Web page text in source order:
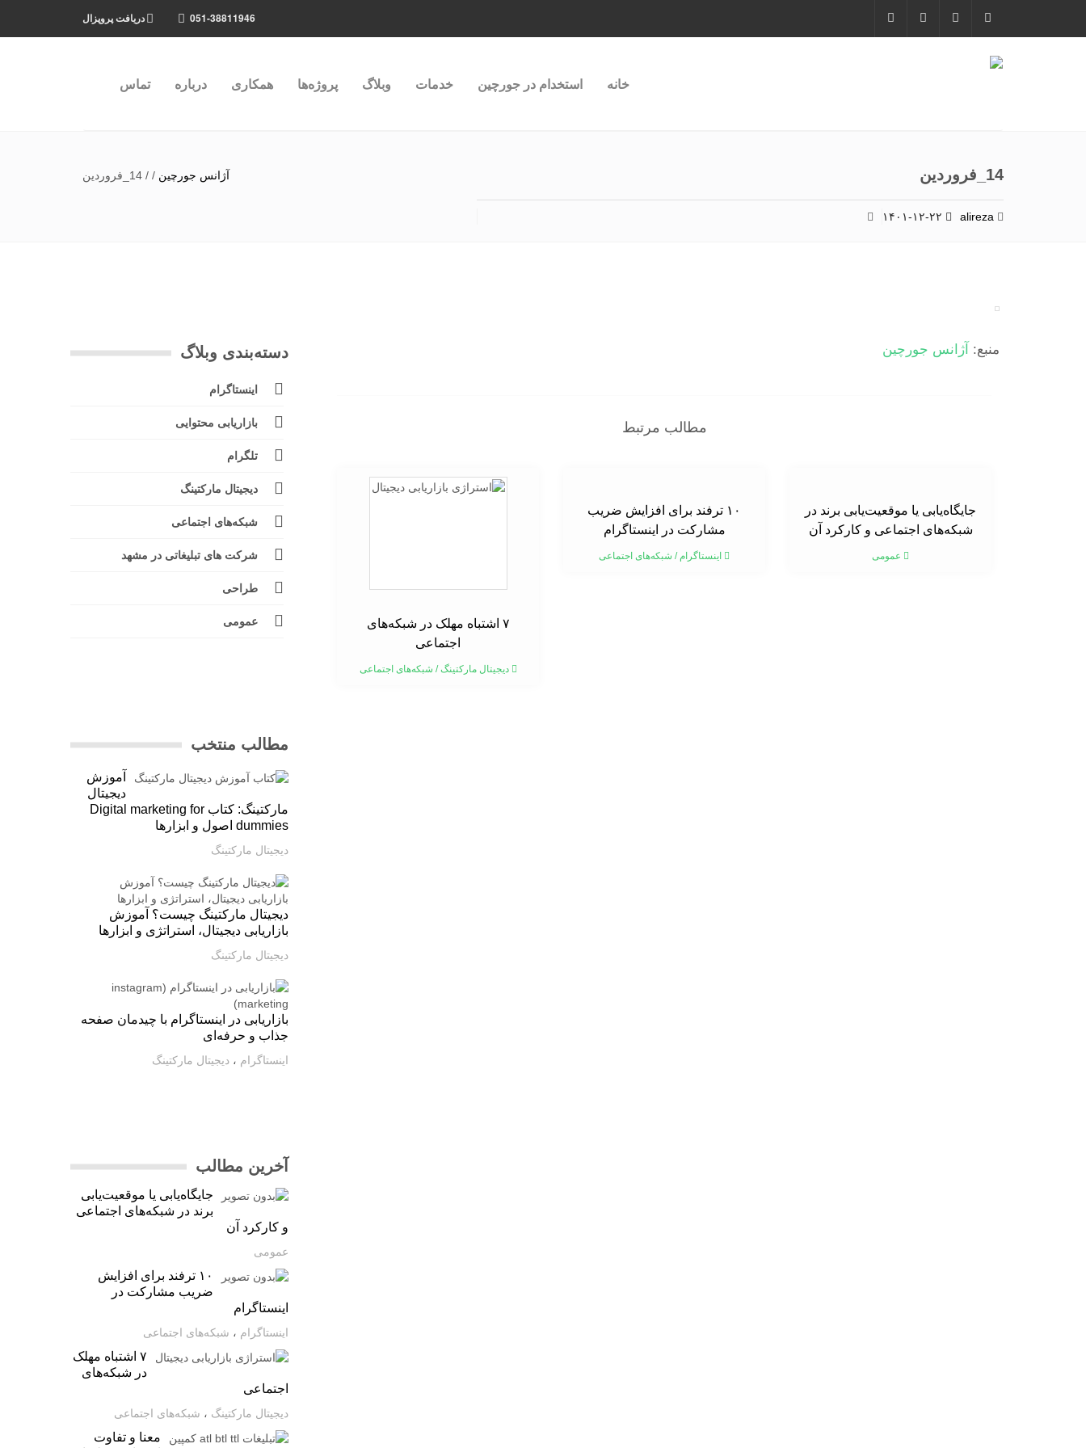
دریافت پروپزال 051-38811946
خانه استخدام در جورچین خدمات وبلاگ پروژه‌ها همکاری درباره تماس
14_فروردین
alireza
آژانس جورچین /
/ 14_فروردین
منبع: آژانس جورچین
مطالب مرتبط
جایگاه‌یابی یا موقعیت‌یابی برند در
شبکه‌های اجتماعی و کارکرد آن
عمومی
۱۰ ترفند برای افزایش ضریب
مشارکت در اینستاگرام
اینستاگرام / شبکه‌های اجتماعی
۷ اشتباه مهلک در شبکه‌های
اجتماعی
دیجیتال مارکتینگ/ شبکه‌های اجتماعی
دسته‌بندی وبلاگ
اینستاگرام
بازاریابی محتوایی
تلگرام
دیجیتال مارکتینگ
شبکه‌های اجتماعی
شرکت های تبلیغاتی در مشهد
طراحی
عمومی
مطالب منتخب
آموزش
دیجیتال
مارکتینگ: کتاب Digital marketing for
dummies اصول و ابزارها
دیجیتال مارکتینگ
دیجیتال مارکتینگ چیست؟ آموزش
بازاریابی دیجیتال، استراتژی و ابزارها
دیجیتال مارکتینگ
بازاریابی در اینستاگرام با چیدمان صفحه
جذاب و حرفه‌ای
اینستاگرام ، دیجیتال مارکتینگ
آخرین مطالب
جایگاه‌یابی یا موقعیت‌یابی
برند در شبکه‌های اجتماعی
و کارکرد آن
عمومی
۱۰ ترفند برای افزایش
ضریب مشارکت در
اینستاگرام
اینستاگرام ، شبکه‌های اجتماعی
۷ اشتباه مهلک
در شبکه‌های
اجتماعی
دیجیتال مارکتینگ ، شبکه‌های اجتماعی
معنا و تفاوت